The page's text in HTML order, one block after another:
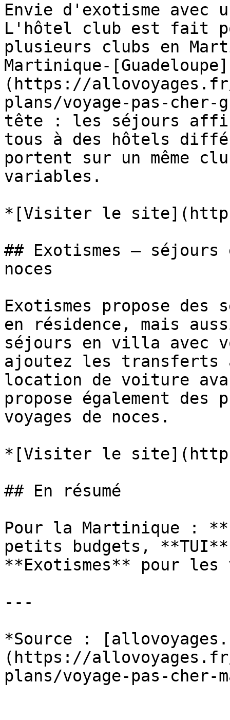
Envie d'exotisme avec
L'hôtel club est fait
plusieurs clubs en
Martinique-[Guadeloupe]
(https://
plans/voyage-pas-
tête : les séjours
tous à des hôtels
portent sur un même
variables.
*[Visiter le
## Exotismes —
noces
Exotismes propose
en résidence, mais
séjours en villa avec
ajoutez les transferts
location de voiture
propose également des
voyages de noces.
*[Visiter le
## En résumé
Pour la Martinique :
petits budgets,
**Exotismes** pour
---
*Source :
(https://